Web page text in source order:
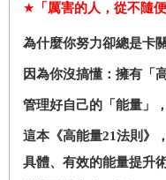
★ 「厲害的人，從不隨
為什麼你努力卻總是卡
因為你沒搞懂：擁有「
管理好自己的「能量」
這本《高能量21法則》
具體、有效的能量提升